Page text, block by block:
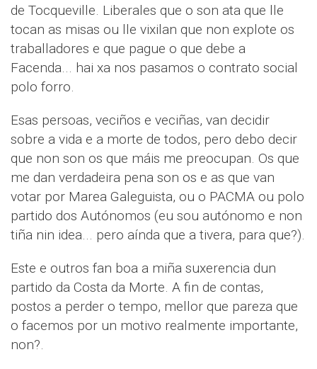
de Tocqueville. Liberales que o son ata que lle
tocan as misas ou lle vixilan que non explote os
traballadores e que pague o que debe a
Facenda... hai xa nos pasamos o contrato social
polo forro.
Esas persoas, veciños e veciñas, van decidir
sobre a vida e a morte de todos, pero debo decir
que non son os que máis me preocupan. Os que
me dan verdadeira pena son os e as que van
votar por Marea Galeguista, ou o PACMA ou polo
partido dos Autónomos (eu sou autónomo e non
tiña nin idea... pero aínda que a tivera, para que?).
Este e outros fan boa a miña suxerencia dun
partido da Costa da Morte. A fin de contas,
postos a perder o tempo, mellor que pareza que
o facemos por un motivo realmente importante,
non?.